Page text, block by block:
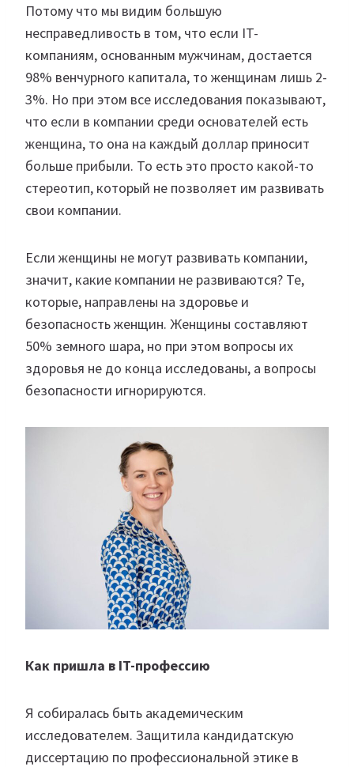
Потому что мы видим большую
несправедливость в том, что если IT-
компаниям, основанным мужчинам, достается
98% венчурного капитала, то женщинам лишь 2-
3%. Но при этом все исследования показывают,
что если в компании среди основателей есть
женщина, то она на каждый доллар приносит
больше прибыли. То есть это просто какой-то
стереотип, который не позволяет им развивать
свои компании.
Если женщины не могут развивать компании,
значит, какие компании не развиваются? Те,
которые, направлены на здоровье и
безопасность женщин. Женщины составляют
50% земного шара, но при этом вопросы их
здоровья не до конца исследованы, а вопросы
безопасности игнорируются.
Как пришла в IT-профессию
Я собиралась быть академическим
исследователем. Защитила кандидатскую
диссертацию по профессиональной этике в